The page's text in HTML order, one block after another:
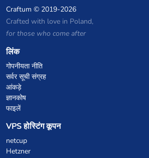
Craftum © 2019-2026
Crafted with love in Poland,
for those who come after
लिंक
गोपनीयता नीति
सर्वर सूची संग्रह
आंकड़े
ज्ञानकोष
फाइलें
VPS होस्टिंग कूपन
netcup
Hetzner